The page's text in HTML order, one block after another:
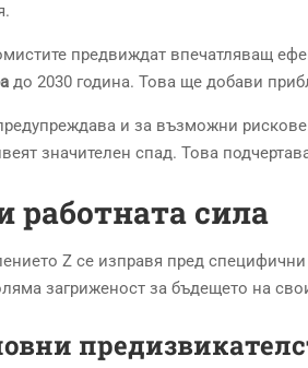
предвиждат впечатляващ
до 2030 година. Това ще добави
и за възможни
значителен спад. Това
работната сила
Z се изправя пред
загриженост за бъдещето на